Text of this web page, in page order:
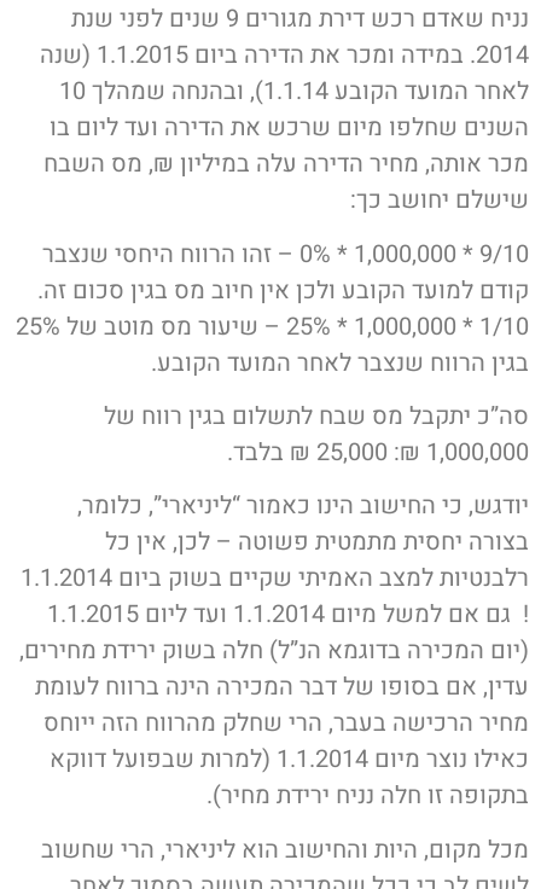
נניח שאדם רכש דירת מגורים 9 שנים לפני שנת
2014. במידה ומכר את הדירה ביום 1.1.2015 (שנה
לאחר המועד הקובע 1.1.14), ובהנחה שמהלך 10
השנים שחלפו מיום שרכש את הדירה ועד ליום בו
מכר אותה, מחיר הדירה עלה במיליון ₪, מס השבח
שישלם יחושב כך:
9/10 * 1,000,000 * 0% – זהו הרווח היחסי שנצבר
קודם למועד הקובע ולכן אין חיוב מס בגין סכום זה.
1/10 * 1,000,000 * 25% – שיעור מס מוטב של 25%
בגין הרווח שנצבר לאחר המועד הקובע.
סה”כ יתקבל מס שבח לתשלום בגין רווח של
1,000,000 ₪: 25,000 ₪ בלבד.
יודגש, כי החישוב הינו כאמור “ליניארי”, כלומר,
בצורה יחסית מתמטית פשוטה – לכן, אין כל
רלבנטיות למצב האמיתי שקיים בשוק ביום 1.1.2014
! גם אם למשל מיום 1.1.2014 ועד ליום 1.1.2015
(יום המכירה בדוגמא הנ”ל) חלה בשוק ירידת מחירים,
עדין, אם בסופו של דבר המכירה הינה ברווח לעומת
מחיר הרכישה בעבר, הרי שחלק מהרווח הזה ייוחס
כאילו נוצר מיום 1.1.2014 (למרות שבפועל דווקא
בתקופה זו חלה נניח ירידת מחיר).
מכל מקום, היות והחישוב הוא ליניארי, הרי שחשוב